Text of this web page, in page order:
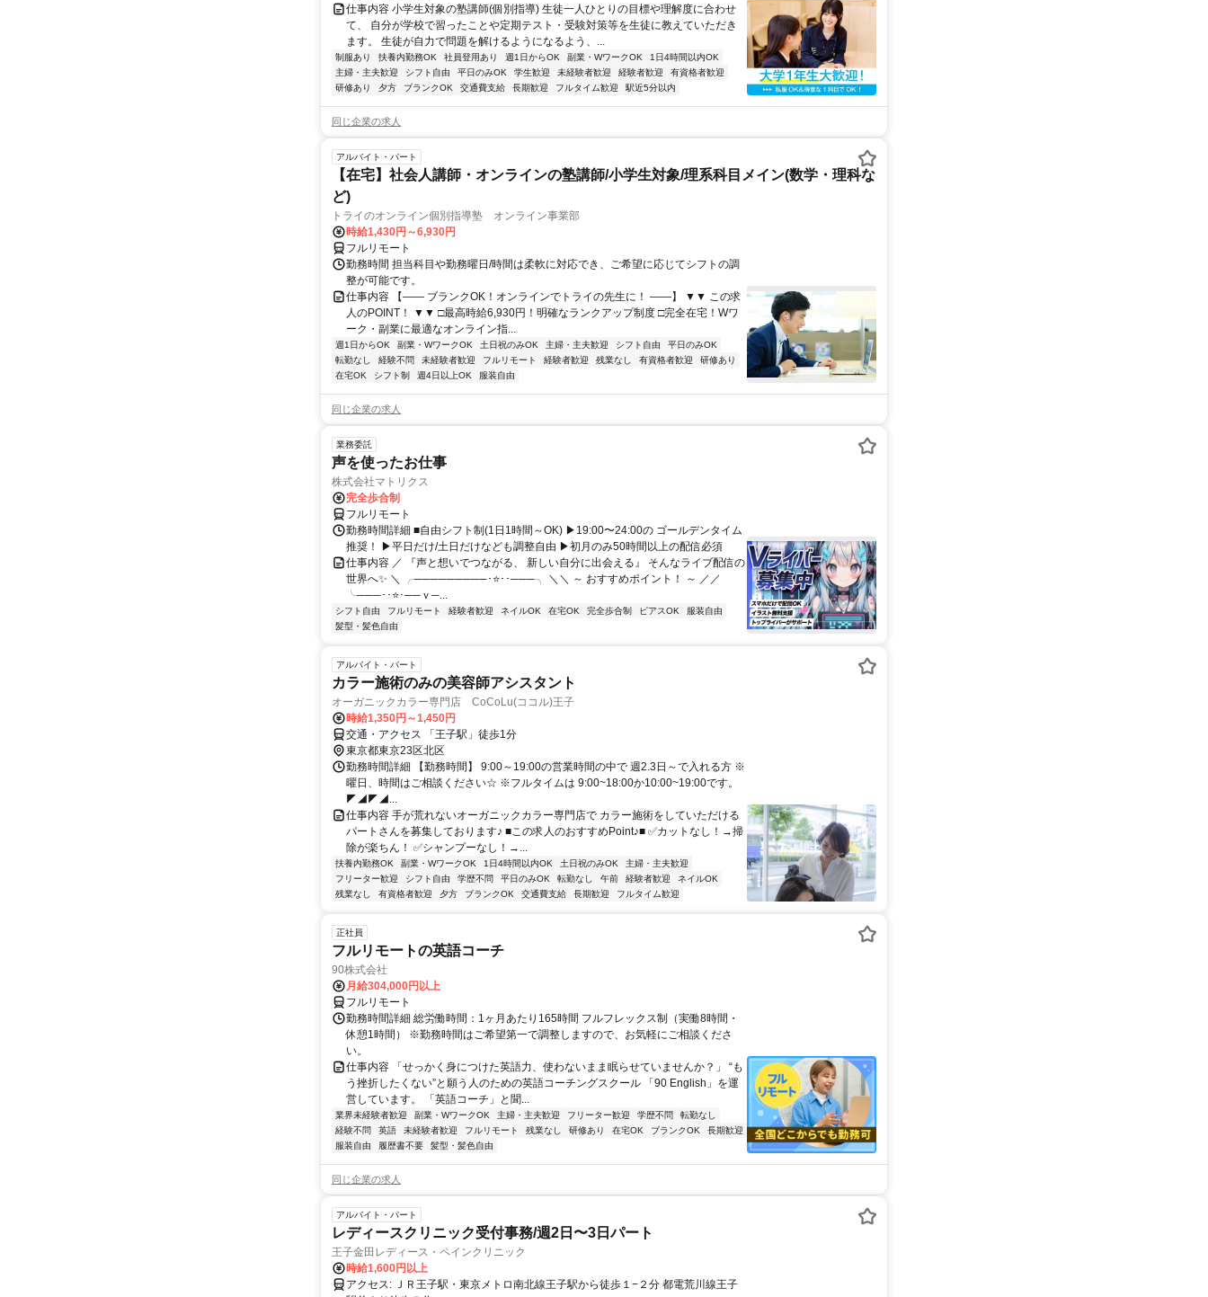
仕事内容 小学生対象の塾講師(個別指導) 生徒一人ひとりの目標や理解度に合わせ
て、 自分が学校で習ったことや定期テスト・受験対策等を生徒に教えていただき
ます。 生徒が自力で問題を解けるようになるよう、...
制服あり 扶養内勤務OK 社員登用あり 週1日からOK 副業・WワークOK
1日4時間以内OK
主婦・主夫歓迎
シフト自由 平日のみOK 学生歓迎 未経験者歓迎 経験者歓迎
有資格者歓迎
研修あり
夕方 ブランクOK 交通費支給 長期歓迎 フルタイム歓迎 駅近5分以内
同じ企業の求人
アルバイト・パート
【在宅】社会人講師・オンラインの塾講師/小学生対象/理系科目メイン(数学・理科な
ど)
トライのオンライン個別指導塾 オンライン事業部
時給1,430円～6,930円
フルリモート
勤務時間 担当科目や勤務曜日/時間は柔軟に対応でき、ご希望に応じてシフトの調
整が可能です。
仕事内容 【―― ブランクOK！オンラインでトライの先生に！ ――】 ▼▼ この求
人のPOINT！ ▼▼ □最高時給6,930円！明確なランクアップ制度 □完全在宅！Wワ
ーク・副業に最適なオンライン指...
週1日からOK 副業・WワークOK 土日祝のみOK 主婦・主夫歓迎 シフト自由
平日のみOK
転勤なし
経験不問 未経験者歓迎 フルリモート 経験者歓迎 残業なし 有資格者歓迎
研修あり
在宅OK
シフト制 週4日以上OK 服装自由
同じ企業の求人
業務委託
声を使ったお仕事
株式会社マトリクス
完全歩合制
フルリモート
勤務時間詳細 ■自由シフト制(1日1時間～OK) ▶19:00〜24:00の ゴールデンタイム
推奨！ ▶平日だけ/土日だけなども調整自由 ▶初月のみ50時間以上の配信必須
仕事内容 ／ 『声と想いでつながる、 新しい自分に出会える』 そんなライブ配信の
世界へ✨ ＼ ╭─────────･⭐･･───╮ ＼＼ ～ おすすめポイント！ ～ ／／
╰───･･⭐･──ｖ─...
シフト自由 フルリモート 経験者歓迎 ネイルOK 在宅OK 完全歩合制 ピアスOK
服装自由
髪型・髪色自由
アルバイト・パート
カラー施術のみの美容師アシスタント
オーガニックカラー専門店 CoCoLu(ココル)王子
時給1,350円～1,450円
交通・アクセス 「王子駅」徒歩1分
東京都東京23区北区
勤務時間詳細 【勤務時間】 9:00～19:00の営業時間の中で 週2.3日～で入れる方 ※
曜日、時間はご相談ください☆ ※フルタイムは 9:00~18:00か10:00~19:00です。
◤◢◤◢...
仕事内容 手が荒れないオーガニックカラー専門店で カラー施術をしていただける
パートさんを募集しております♪ ■この求人のおすすめPoint♪■ ✅カットなし！→掃
除が楽ちん！ ✅シャンプーなし！→...
扶養内勤務OK 副業・WワークOK 1日4時間以内OK 土日祝のみOK
主婦・主夫歓迎
フリーター歓迎
シフト自由 学歴不問 平日のみOK 転勤なし 午前 経験者歓迎
ネイルOK
残業なし
有資格者歓迎 夕方 ブランクOK 交通費支給 長期歓迎 フルタイム歓迎
正社員
フルリモートの英語コーチ
90株式会社
月給304,000円以上
フルリモート
勤務時間詳細 総労働時間：1ヶ月あたり165時間 フルフレックス制（実働8時間・
休憩1時間） ※勤務時間はご希望第一で調整しますので、お気軽にご相談くださ
い。
仕事内容 「せっかく身につけた英語力、使わないまま眠らせていませんか？」 “も
う挫折したくない”と願う人のための英語コーチングスクール 「90 English」を運
営しています。 「英語コーチ」と聞...
業界未経験者歓迎 副業・WワークOK 主婦・主夫歓迎 フリーター歓迎 学歴不問
転勤なし
経験不問
英語 未経験者歓迎 フルリモート 残業なし 研修あり 在宅OK ブランクOK
長期歓迎
服装自由
履歴書不要 髪型・髪色自由
同じ企業の求人
アルバイト・パート
レディースクリニック受付事務/週2日〜3日パート
王子金田レディース・ペインクリニック
時給1,600円以上
アクセス: ＪＲ王子駅・東京メトロ南北線王子駅から徒歩１−２分 都電荒川線王子